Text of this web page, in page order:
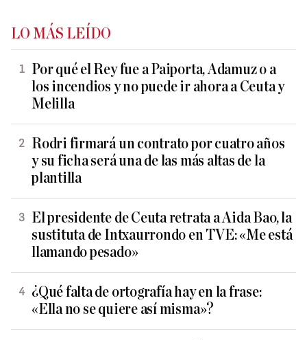
LO MÁS LEÍDO
Por qué el Rey fue a Paiporta, Adamuz o a
los incendios y no puede ir ahora a Ceuta y
Melilla
Rodri firmará un contrato por cuatro años
y su ficha será una de las más altas de la
plantilla
El presidente de Ceuta retrata a Aida Bao, la
sustituta de Intxaurrondo en TVE: «Me está
llamando pesado»
¿Qué falta de ortografía hay en la frase:
«Ella no se quiere así misma»?